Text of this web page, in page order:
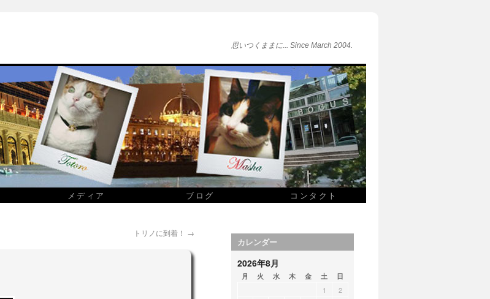
思いつくままに... Since March 2004.
メディア ブログ コンタクト
トリノに到着！ →
カレンダー
2026年8月
月 火 水 木 金 土 日
1
2